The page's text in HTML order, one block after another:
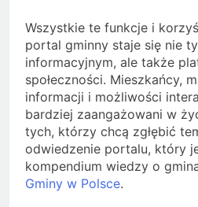
Wszystkie te funkcje i
portal gminny staje się nie
informacyjnym, ale także
społeczności. Mieszkańcy,
informacji i możliwości
bardziej zaangażowani w
tych, którzy chcą zgłębić
odwiedzenie portalu, który
kompendium wiedzy o
Gminy w Polsce.